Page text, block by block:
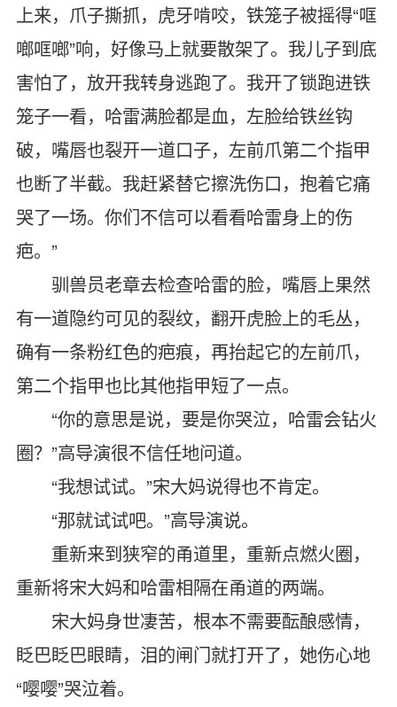
上来，爪子撕抓，虎牙啃咬，铁笼子被摇得“哐
啷哐啷”响，好像马上就要散架了。我儿子到底
害怕了，放开我转身逃跑了。我开了锁跑进铁
笼子一看，哈雷满脸都是血，左脸给铁丝钩
破，嘴唇也裂开一道口子，左前爪第二个指甲
也断了半截。我赶紧替它擦洗伤口，抱着它痛
哭了一场。你们不信可以看看哈雷身上的伤
疤。”
驯兽员老章去检查哈雷的脸，嘴唇上果然
有一道隐约可见的裂纹，翻开虎脸上的毛丛，
确有一条粉红色的疤痕，再抬起它的左前爪，
第二个指甲也比其他指甲短了一点。
“你的意思是说，要是你哭泣，哈雷会钻火
圈？”高导演很不信任地问道。
“我想试试。”宋大妈说得也不肯定。
“那就试试吧。”高导演说。
重新来到狭窄的甬道里，重新点燃火圈，
重新将宋大妈和哈雷相隔在甬道的两端。
宋大妈身世凄苦，根本不需要酝酿感情，
眨巴眨巴眼睛，泪的闸门就打开了，她伤心地
“嘤嘤”哭泣着。